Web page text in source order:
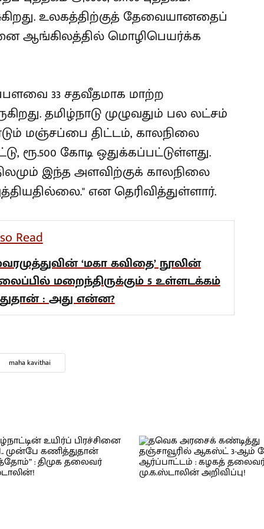
உலகத்திற்குத் தேவையானதைப்
ஆங்கிலத்தில் மொழிபெயர்க்க
33 சதவீதமாக மாற்ற
தமிழ்நாடு முழுவதும் பல லட்சம்
மஞ்சப்பை திட்டம், காலநிலை
ரூ.500 கோடி ஒதுக்கப்பட்டுள்ளது.
இந்த அளவிற்குக் காலநிலை
என தெரிவித்துள்ளார்.
Read
‘மகா கவிதை’ நூலின்
மறைந்திருக்கும் 5 உள்ளடக்கம்
: அது என்ன?
maha kavithai